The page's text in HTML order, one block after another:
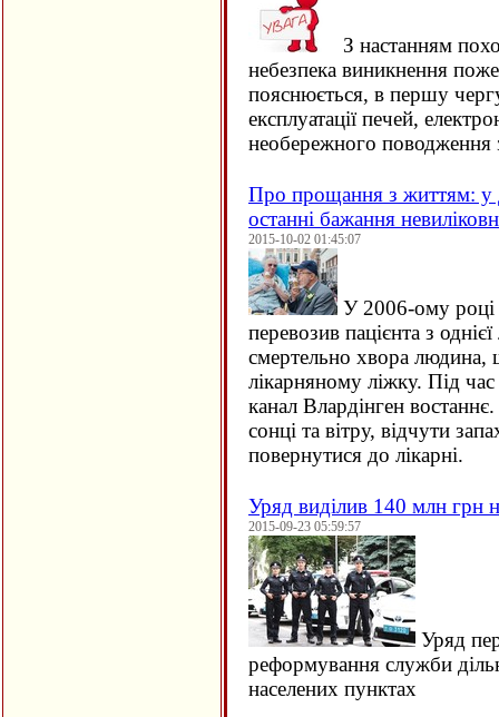
З настанням
небезпека виникнення
пояснюється, в першу
експлуатації печей,
необережного поводження
Про прощання з життям: у
останні бажання
2015-10-02 01:45:07
У 2006-ому році
перевозив пацієнта з
смертельно хвора людина,
лікарняному ліжку. Під
канал Влардінген
сонці та вітру, відчути
повернутися до лікарні.
Уряд виділив 140 млн грн
2015-09-23 05:59:57
Уряд
реформування служби
населених пунктах